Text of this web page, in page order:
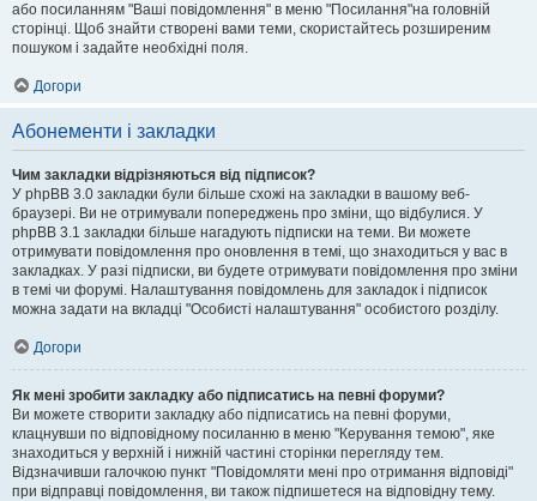
або посиланням "Ваші повідомлення" в меню "Посилання"на головній
сторінці. Щоб знайти створені вами теми, скористайтесь розширеним
пошуком і задайте необхідні поля.
Догори
Абонементи і закладки
Чим закладки відрізняються від підписок?
У phpBB 3.0 закладки були більше схожі на закладки в вашому веб-
браузері. Ви не отримували попереджень про зміни, що відбулися. У
phpBB 3.1 закладки більше нагадують підписки на теми. Ви можете
отримувати повідомлення про оновлення в темі, що знаходиться у вас в
закладках. У разі підписки, ви будете отримувати повідомлення про зміни
в темі чи форумі. Налаштування повідомлень для закладок і підписок
можна задати на вкладці "Особисті налаштування" особистого розділу.
Догори
Як мені зробити закладку або підписатись на певні форуми?
Ви можете створити закладку або підписатись на певні форуми,
клацнувши по відповідному посиланню в меню "Керування темою", яке
знаходиться у верхній і нижній частині сторінки перегляду тем.
Відзначивши галочкою пункт "Повідомляти мені про отримання відповіді"
при відправці повідомлення, ви також підпишетеся на відповідну тему.